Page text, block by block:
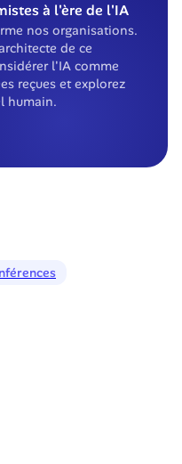
à l'ère de l'IA
nos organisations.
de ce
l'IA comme
reçues et explorez
humain.